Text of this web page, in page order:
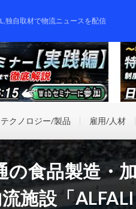
独自取材で物流ニュースを配信
テクノロジー/製品 雇用/人材
食品製造・
施設「